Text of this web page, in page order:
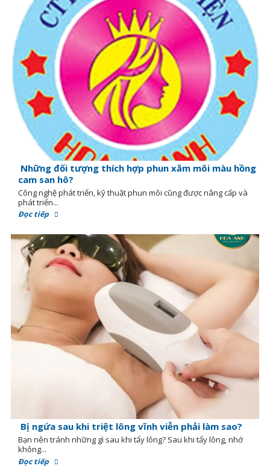
Những đối tượng thích hợp phun xăm môi màu hồng
cam san hô?
Công nghệ phát triển, kỹ thuật phun môi cũng được nâng cấp và
phát triển...
Đọc tiếp
Bị ngứa sau khi triệt lông vĩnh viễn phải làm sao?
Bạn nên tránh những gì sau khi tẩy lông? Sau khi tẩy lông, nhớ
không...
Đọc tiếp